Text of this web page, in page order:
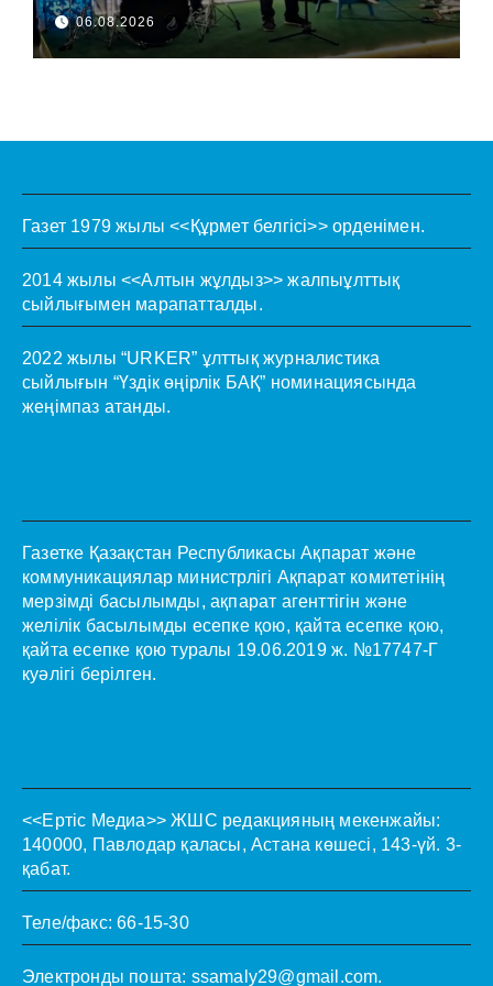
06.08.2026
Газет 1979 жылы <<Құрмет белгісі>> орденімен.
2014 жылы <<Алтын жұлдыз>> жалпыұлттық
сыйлығымен марапатталды.
2022 жылы “URKER” ұлттық журналистика
сыйлығын “Үздік өңірлік БАҚ” номинациясында
жеңімпаз атанды.
Газетке Қазақстан Республикасы Ақпарат және
коммуникациялар министрлігі Ақпарат комитетінің
мерзімді басылымды, ақпарат агенттігін және
желілік басылымды есепке қою, қайта есепке қою,
қайта есепке қою туралы 19.06.2019 ж. №17747-Г
куәлігі берілген.
<<Ертіс Медиа>> ЖШС редакцияның мекенжайы:
140000, Павлодар қаласы, Астана көшесі, 143-үй. 3-
қабат.
Теле/факс: 66-15-30
Электронды пошта: ssamaly29@gmail.com.